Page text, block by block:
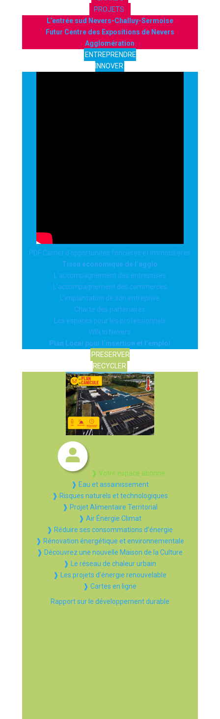
PROJETS
L’entrée sud Nevers-Challuy-Sermoise
Futur Centre des Expositions de Nevers
Agglomération
ENTREPRENDRE
INNOVER
PDF Carnet d’opportunités foncières et immobilières
Tissu économique de l’agglo
L’accompagnement des entreprises
L’accompagnement des commerces
L’implantation de son entreprise
Charte des partenaires
Les espaces pour les professionnels
WIN In Nevers
Plan Local pour l’insertion et l’emploi
PRESERVER
RECYCLER
❱ Votre espace abonné
❱ Eau et assainissement
❱ Risques naturels et technologiques
❱ Projet Alimentaire Territorial
❱ Air Énergie Climat
❱ Réduire ses consommations d’énergie
❱ Rénovation énergétique et environnementale
❱ Découvrez une nouvelle Maison de la Culture
❱ Le réseau de chaleur urbain
❱ Les projets d’énergie renouvelable
❱ Cartes en ligne
Rapport sur le développement durable